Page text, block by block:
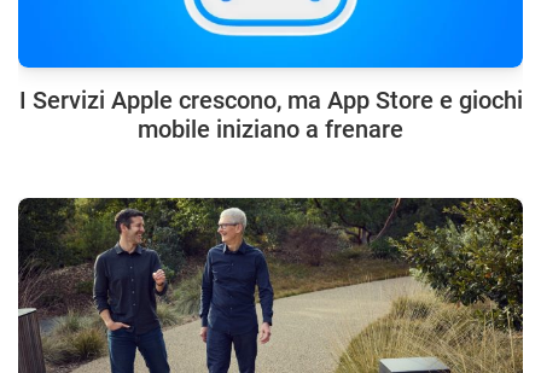
I Servizi Apple crescono, ma App Store e giochi
mobile iniziano a frenare